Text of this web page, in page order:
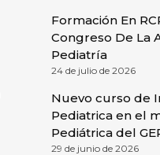
Formación En
Congreso De La
Pediatría
24 de julio de 2026
Nuevo curso de
Pediatrica en el
Pediátrica del
29 de junio de 2026